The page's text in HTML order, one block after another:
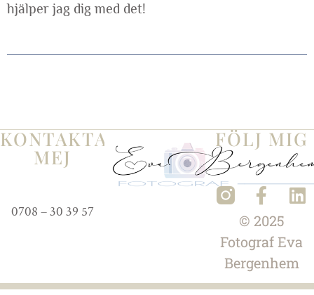
hjälper jag dig med det!
KONTAKTA
MEJ
0708 – 30 39 57
FÖLJ MIG
© 2025
Fotograf Eva
Bergenhem